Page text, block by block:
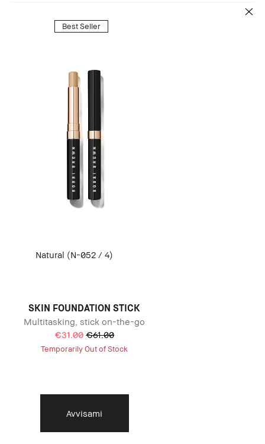
Best Seller
Natural (N-052 / 4)
SKIN FOUNDATION STICK
Multitasking, stick on-the-go
€31.00 €61.00
Temporarily Out of Stock
Avvisami